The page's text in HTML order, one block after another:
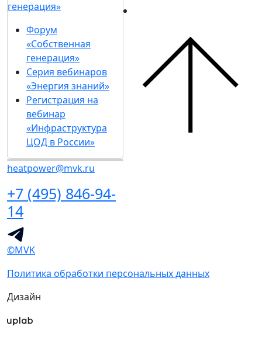
генерация»
Форум
«Собственная
генерация»
Серия вебинаров
«Энергия знаний»
Регистрация на
вебинар
«Инфраструктура
ЦОД в России»
heatpower@mvk.ru
+7 (495) 846-94-
14
©MVK
Политика обработки персональных данных
Дизайн